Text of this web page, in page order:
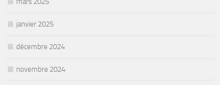
janvier 2025
décembre 2024
novembre 2024